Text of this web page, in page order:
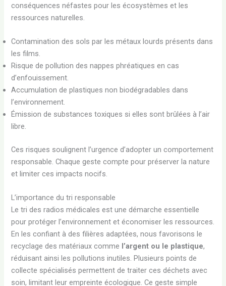
conséquences néfastes pour les écosystèmes et les
ressources naturelles.
Contamination des sols par les métaux lourds présents dans
les films.
Risque de pollution des nappes phréatiques en cas
d’enfouissement.
Accumulation de plastiques non biodégradables dans
l’environnement.
Émission de substances toxiques si elles sont brûlées à l’air
libre.
Ces risques soulignent l’urgence d’adopter un comportement
responsable. Chaque geste compte pour préserver la nature
et limiter ces impacts nocifs.
L’importance du tri responsable
Le tri des radios médicales est une démarche essentielle
pour protéger l’environnement et économiser les ressources.
En les confiant à des filières adaptées, nous favorisons le
recyclage des matériaux comme l’argent ou le plastique,
réduisant ainsi les pollutions inutiles. Plusieurs points de
collecte spécialisés permettent de traiter ces déchets avec
soin, limitant leur empreinte écologique. Ce geste simple